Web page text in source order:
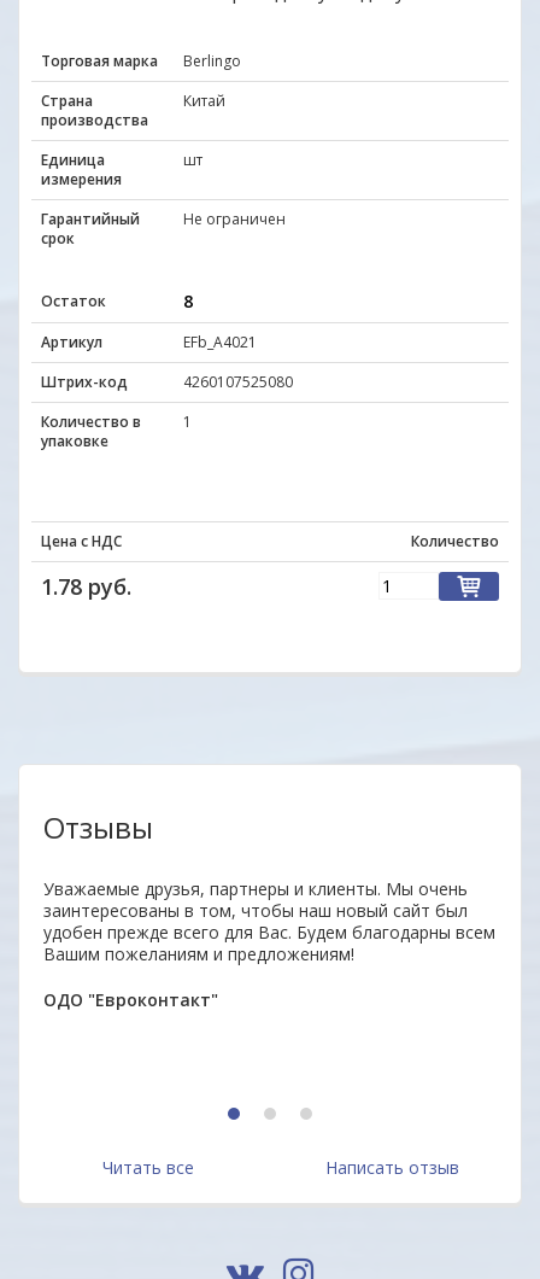
Торговая марка
Berlingo
Страна
производства
Китай
Единица
измерения
шт
Гарантийный
срок
Не ограничен
Остаток 8
Артикул
EFb_A4021
Штрих-код
4260107525080
Количество в
упаковке
1
Цена с НДС Количество
1.78 руб.
Отзывы
Уважаемые друзья, партнеры и клиенты. Мы очень
заинтересованы в том, чтобы наш новый сайт был
удобен прежде всего для Вас. Будем благодарны всем
Вашим пожеланиям и предложениям!
ОДО "Евроконтакт"
1 2 3
Читать все Написать отзыв